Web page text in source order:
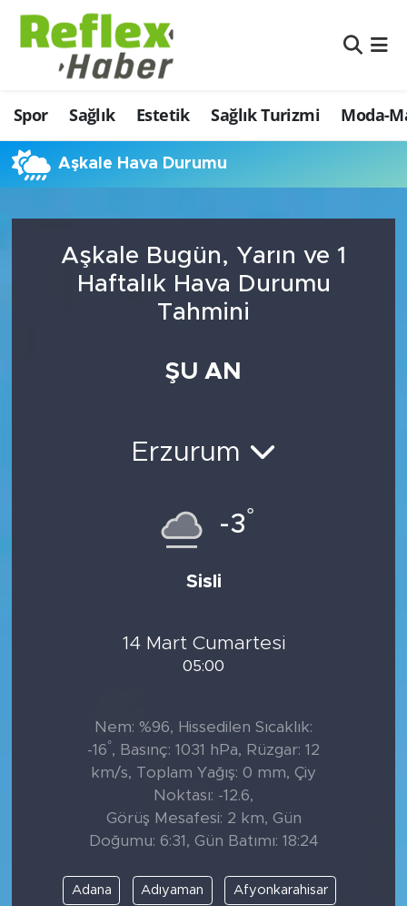
Spor Sağlık Estetik Sağlık Turizmi Moda-
Aşkale Hava Durumu
Aşkale Bugün, Yarın ve 1
Haftalık Hava Durumu
Tahmini
ŞU AN
Erzurum
-3°
Sisli
14 Mart Cumartesi
05:00
Nem: %96, Hissedilen Sıcaklık:
-16°, Basınç: 1031 hPa, Rüzgar: 12
km/s, Toplam Yağış: 0 mm, Çiy
Noktası: -12.6,
Görüş Mesafesi: 2 km, Gün
Doğumu: 6:31, Gün Batımı: 18:24
Adana Adıyaman Afyonkarahisar
Eğitim
Estetik
Firmalardan
İş ve Ekonomi
Moda-Magazin-Eğlence
Nöbetçi Eczaneler
Hava Durumu
Namaz Vakitleri
Şampiyonlar Ligi Puan Durumu ve Fikstür
Tüm Manşetler